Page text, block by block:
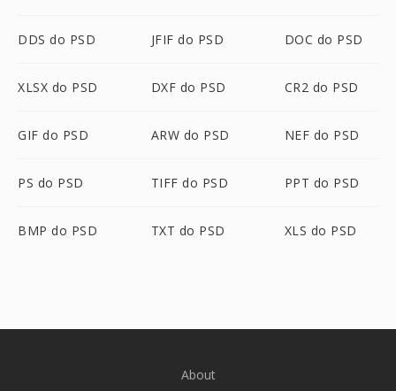
DDS do PSD JFIF do PSD DOC do PSD
XLSX do PSD DXF do PSD CR2 do PSD
GIF do PSD ARW do PSD NEF do PSD
PS do PSD TIFF do PSD PPT do PSD
BMP do PSD TXT do PSD XLS do PSD
About